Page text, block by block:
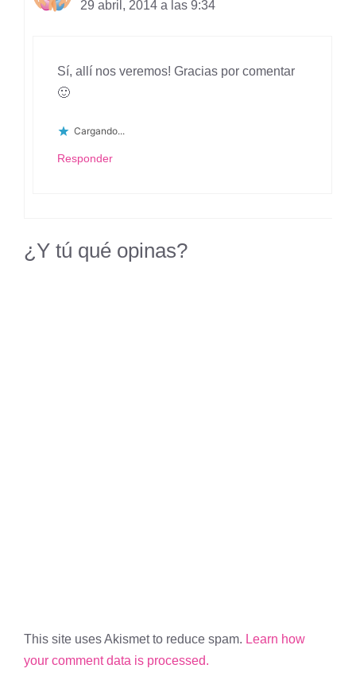
29 abril, 2014 a las 9:34
Sí, allí nos veremos! Gracias por comentar
🙂
Cargando...
Responder
¿Y tú qué opinas?
This site uses Akismet to reduce spam. Learn how
your comment data is processed.